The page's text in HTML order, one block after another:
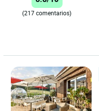
(217 comentarios)